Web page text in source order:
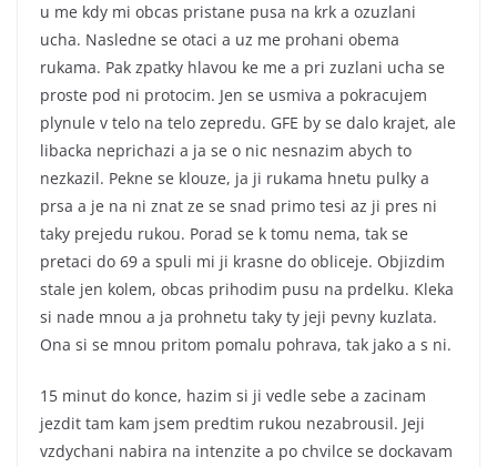
u me kdy mi obcas pristane pusa na krk a ozuzlani
ucha. Nasledne se otaci a uz me prohani obema
rukama. Pak zpatky hlavou ke me a pri zuzlani ucha se
proste pod ni protocim. Jen se usmiva a pokracujem
plynule v telo na telo zepredu. GFE by se dalo krajet, ale
libacka neprichazi a ja se o nic nesnazim abych to
nezkazil. Pekne se klouze, ja ji rukama hnetu pulky a
prsa a je na ni znat ze se snad primo tesi az ji pres ni
taky prejedu rukou. Porad se k tomu nema, tak se
pretaci do 69 a spuli mi ji krasne do obliceje. Objizdim
stale jen kolem, obcas prihodim pusu na prdelku. Kleka
si nade mnou a ja prohnetu taky ty jeji pevny kuzlata.
Ona si se mnou pritom pomalu pohrava, tak jako a s ni.
15 minut do konce, hazim si ji vedle sebe a zacinam
jezdit tam kam jsem predtim rukou nezabrousil. Jeji
vzdychani nabira na intenzite a po chvilce se dockavam